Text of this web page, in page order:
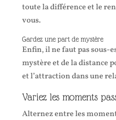
toute la différence et le
vous.
Gardez une part de mystère
Enfin, il ne faut pas sous-
mystère et de la distance
et l’attraction dans une
Variez les moments
Alternez entre les